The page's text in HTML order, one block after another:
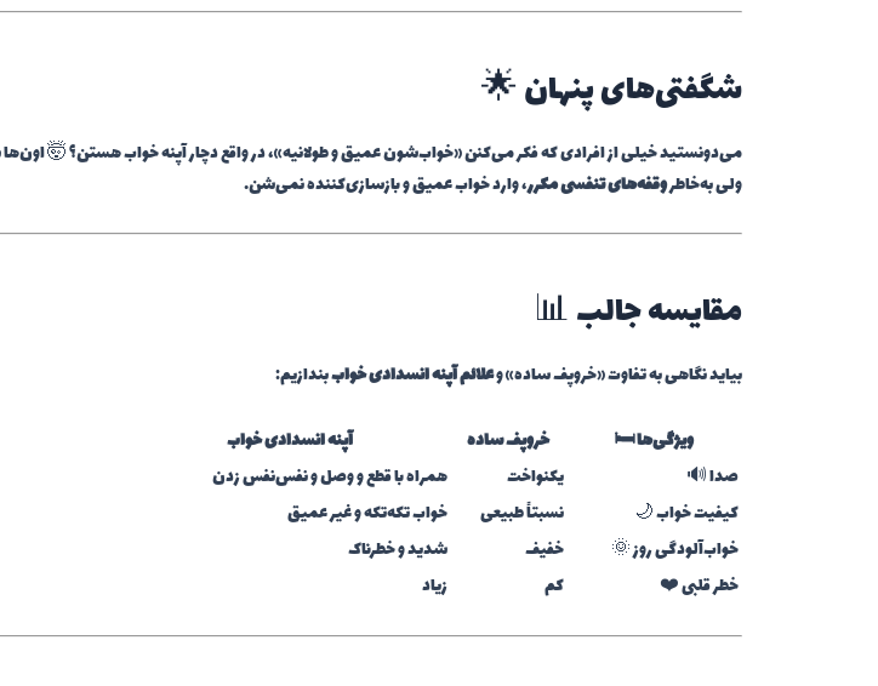
شگفتی‌های پنهان 🌟
می‌دونستید خیلی از افرادی که فکر می‌کنن «خواب‌شون عمیق و طولانیه»، در واقع دچار آپنه خواب هستن؟ 🤯
ولی به‌خاطروقفه‌های تنفسی مکرر، وارد خواب عمیق و بازسازی‌کننده نمی‌شن.
مقایسه جالب 📊
بیاید نگاهی به تفاوت «خروپف ساده» وعلائم آپنه انسدادی خواببندازیم:
ویژگی‌ها 🛏️ خروپف ساده
آپنه انسدادی خواب
صدا 🔊
یکنواخت
همراه با قطع و وصل و نفس‌نفس زدن
کیفیت خواب 🌙
نسبتاً طبیعی
خواب تکه‌تکه و غیر عمیق
خواب‌آلودگی روز 🌞
خفیف
شدید و خطرناک
خطر قلبی ❤️
کم زیاد